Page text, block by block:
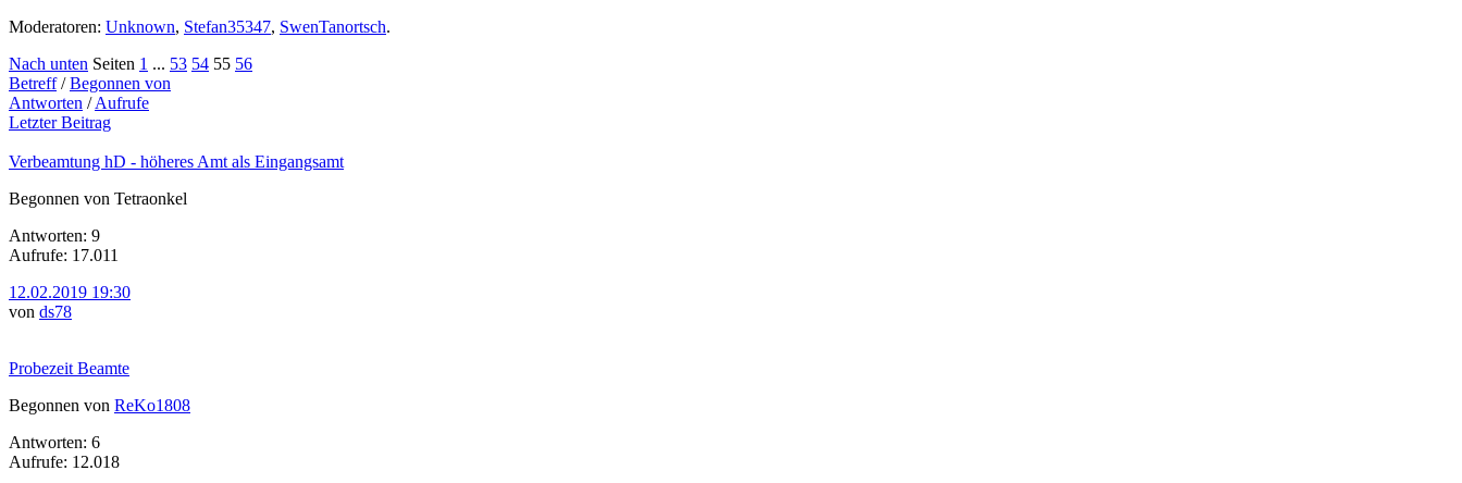
Moderatoren: Unknown, Stefan35347, SwenTanortsch.
Nach unten Seiten 1 ... 53 54 55 56
Betreff/Begonnen von
Antworten /Aufrufe
Letzter Beitrag
Verbeamtung hD - höheres Amt als Eingangsamt
Begonnen von Tetraonkel
Antworten: 9
Aufrufe: 17.011
12.02.2019 19:30
von ds78
Probezeit Beamte
Begonnen von ReKo1808
Antworten: 6
Aufrufe: 12.018